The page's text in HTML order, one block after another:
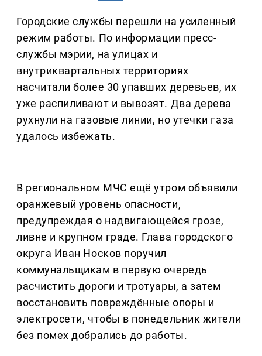
Городские службы перешли на усиленный
режим работы. По информации пресс-
службы мэрии, на улицах и
внутриквартальных территориях
насчитали более 30 упавших деревьев, их
уже распиливают и вывозят. Два дерева
рухнули на газовые линии, но утечки газа
удалось избежать.
В региональном МЧС ещё утром объявили
оранжевый уровень опасности,
предупреждая о надвигающейся грозе,
ливне и крупном граде. Глава городского
округа Иван Носков поручил
коммунальщикам в первую очередь
расчистить дороги и тротуары, а затем
восстановить повреждённые опоры и
электросети, чтобы в понедельник жители
без помех добрались до работы.